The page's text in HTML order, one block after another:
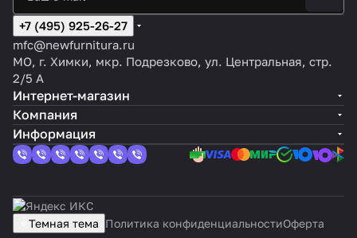
+7 (495) 925-26-27
mfc@newfurnitura.ru
МО, г. Химки, мкр. Подрезково, ул. Центральная, стр.
2/5 А
Интернет-магазин
Компания
Информация
Темная тема Политика конфиденциальностиОферта